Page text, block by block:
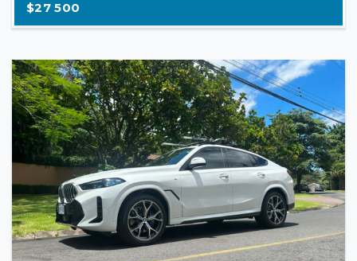
$27 500